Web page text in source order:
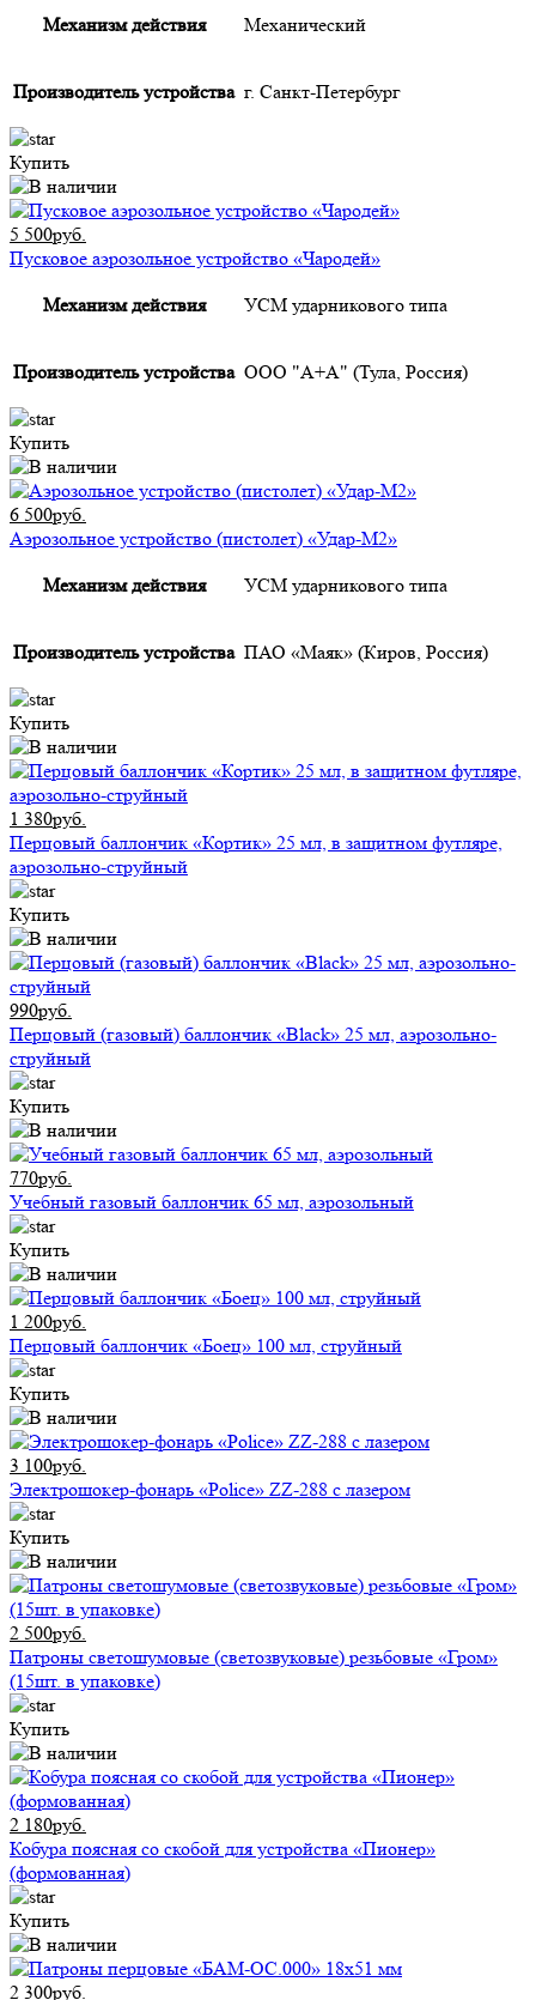
Механизм действия Механический
Производитель устройства г. Санкт-Петербург
Купить
5 500руб.
Пусковое аэрозольное устройство «Чародей»
Механизм действия УСМ ударникового типа
Производитель устройства ООО "А+А" (Тула, Россия)
Купить
6 500руб.
Аэрозольное устройство (пистолет) «Удар-М2»
Механизм действия УСМ ударникового типа
Производитель устройства ПАО «Маяк» (Киров, Россия)
Купить
1 380руб.
Перцовый баллончик «Кортик» 25 мл, в защитном футляре,
аэрозольно-струйный
Купить
990руб.
Перцовый (газовый) баллончик «Black» 25 мл, аэрозольно-
струйный
Купить
770руб.
Учебный газовый баллончик 65 мл, аэрозольный
Купить
1 200руб.
Перцовый баллончик «Боец» 100 мл, струйный
Купить
3 100руб.
Электрошокер-фонарь «Police» ZZ-288 с лазером
Купить
2 500руб.
Патроны светошумовые (светозвуковые) резьбовые «Гром»
(15шт. в упаковке)
Купить
2 180руб.
Кобура поясная со скобой для устройства «Пионер»
(формованная)
Купить
2 300руб.